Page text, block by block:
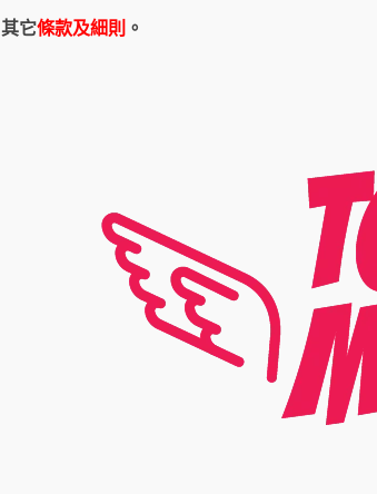
其它條款及細則 。